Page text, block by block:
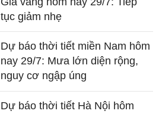
tục giảm nhẹ
Dự báo thời tiết miền Nam hôm
nay 29/7: Mưa lớn diện rộng,
nguy cơ ngập úng
Dự báo thời tiết Hà Nội hôm